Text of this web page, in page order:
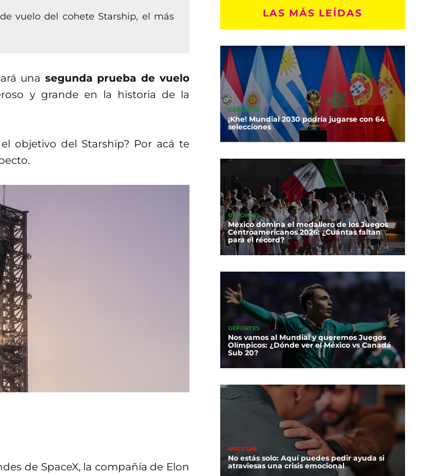
vuelo del cohete Starship, el más
una segunda prueba de vuelo
y grande en la historia de la
objetivo del Starship? Por acá te
de SpaceX, la compañía de Elon
LAS MÁS LEÍDAS
DEPORTES
¡Khe! Mundial 2030 podría jugarse con 64
selecciones
DEPORTES
México domina el medallero de los Juegos
Centroamericanos 2026: ¿Cuántas faltan
para el récord?
DEPORTES
Nos vamos al Mundial y queremos Juegos
Olímpicos: ¿Dónde ver el México vs Canadá
Sub 20?
NOTICIAS
No estás solo: Aquí puedes pedir ayuda si
atraviesas una crisis emocional